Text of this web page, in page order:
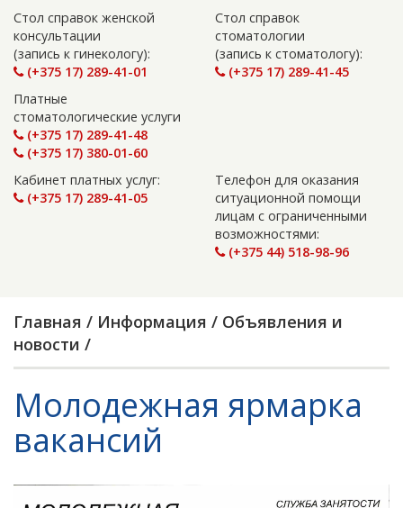
Стол справок женской
консультации
(запись к гинекологу):
(+375 17) 289-41-01
Стол справок
стоматологии
(запись к стоматологу):
(+375 17) 289-41-45
Платные
стоматологические услуги
(+375 17) 289-41-48
(+375 17) 380-01-60
Кабинет платных услуг:
(+375 17) 289-41-05
Телефон для оказания
ситуационной помощи
лицам с ограниченными
возможностями:
(+375 44) 518-98-96
Главная / Информация / Объявления и
новости /
Молодежная ярмарка
вакансий